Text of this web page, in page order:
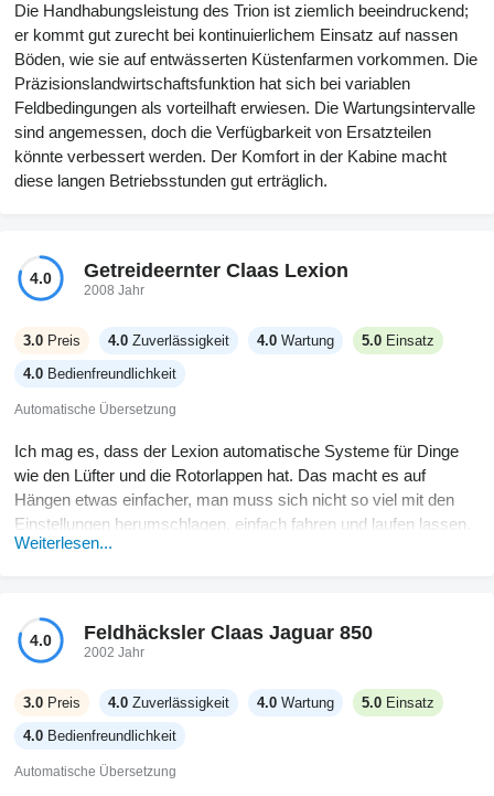
Die Handhabungsleistung des Trion ist ziemlich beeindruckend;
er kommt gut zurecht bei kontinuierlichem Einsatz auf nassen
Böden, wie sie auf entwässerten Küstenfarmen vorkommen. Die
Präzisionslandwirtschaftsfunktion hat sich bei variablen
Feldbedingungen als vorteilhaft erwiesen. Die Wartungsintervalle
sind angemessen, doch die Verfügbarkeit von Ersatzteilen
könnte verbessert werden. Der Komfort in der Kabine macht
diese langen Betriebsstunden gut erträglich.
4.0 Getreideernter Claas Lexion
2008 Jahr
3.0 Preis 4.0 Zuverlässigkeit 4.0 Wartung 5.0 Einsatz
4.0 Bedienfreundlichkeit
Automatische Übersetzung
Ich mag es, dass der Lexion automatische Systeme für Dinge
wie den Lüfter und die Rotorlappen hat. Das macht es auf
Hängen etwas einfacher, man muss sich nicht so viel mit den
Einstellungen herumschlagen, einfach fahren und laufen lassen.
Der Kornverlust ist gering, zumindest bei den hier angebauten
Tag drin zu verbringen. Die Wartung ist so lala, nicht das
Schlimmste, was ich gesehen habe, aber ich wünschte, der
Strohhäcksler wäre leichter für die Reinigung zugänglich. Der
Preis ärgert mich allerdings, jedes Jahr steigt er ein wenig. Aber
er erledigt die Arbeit und läuft weiter, solange ich regelmäßige
Kontrollen mache.
Weiterlesen...
4.0 Feldhäcksler Claas Jaguar 850
2002 Jahr
3.0 Preis 4.0 Zuverlässigkeit 4.0 Wartung 5.0 Einsatz
4.0 Bedienfreundlichkeit
Automatische Übersetzung